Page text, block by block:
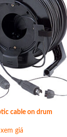
cable on drum
giá